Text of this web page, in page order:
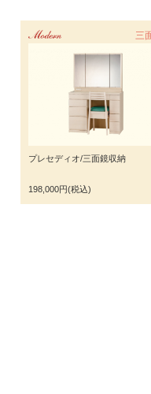
三
プレセディオ/三面鏡収納
198,000円(税込)